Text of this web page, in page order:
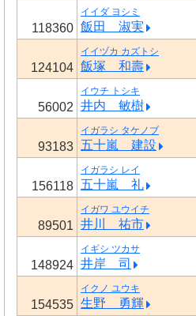
118360
イイダ ヨシミ
飯田 淑実
124104
イイヅカ カズトシ
飯塚 和壽
56002
イウチ トシキ
井内 敏樹
93183
イガラシ タケノブ
五十嵐 建設
156118
イガラシ レイ
五十嵐 礼
89501
イガワ ユウイチ
井川 祐市
148924
イギシ ツカサ
井岸 司
154535
イクノ ユウキ
生野 勇輝